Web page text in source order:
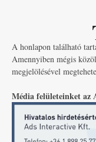
A honlapon található
Amennyiben mégis
megjelölésével
Média felületeinket az